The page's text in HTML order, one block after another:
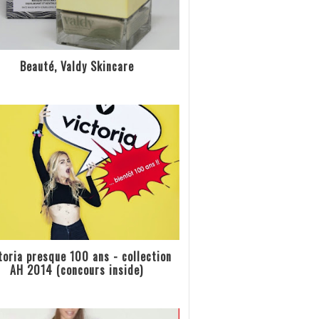
Beauté, Valdy Skincare
presque 100 ans - collection
AH 2014 (concours inside)